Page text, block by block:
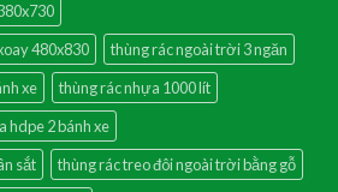
480x830
thùng rác ngoài trời 3 ngăn
xe
thùng rác nhựa 1000 lít
hdpe 2 bánh xe
sắt
thùng rác treo đôi ngoài trời bằng gỗ